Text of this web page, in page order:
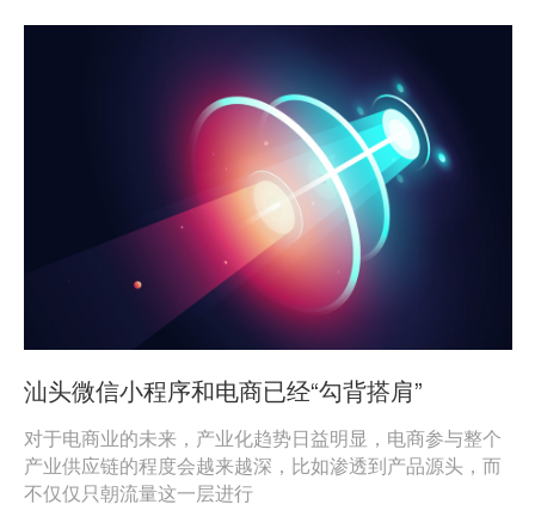
汕头微信小程序和电商已经“勾背搭肩”
对于电商业的未来，产业化趋势日益明显，电商参与整个
产业供应链的程度会越来越深，比如渗透到产品源头，而
不仅仅只朝流量这一层进行